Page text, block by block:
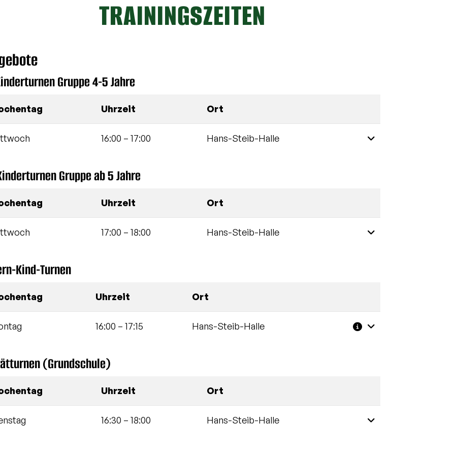
TRAININGSZEITEN
Gruppe 4-5 Jahre
Uhrzeit
Ort
Weitere
16:00 – 17:00 Hans-Steib-Halle
Gruppe ab 5 Jahre
Uhrzeit
Ort
Weitere
17:00 – 18:00 Hans-Steib-Halle
Kind-Turnen
Uhrzeit
Ort
Weitere Informationen
16:00 – 17:15 Hans-Steib-Halle
(Grundschule)
Uhrzeit
Ort
Weitere
16:30 – 18:00 Hans-Steib-Halle